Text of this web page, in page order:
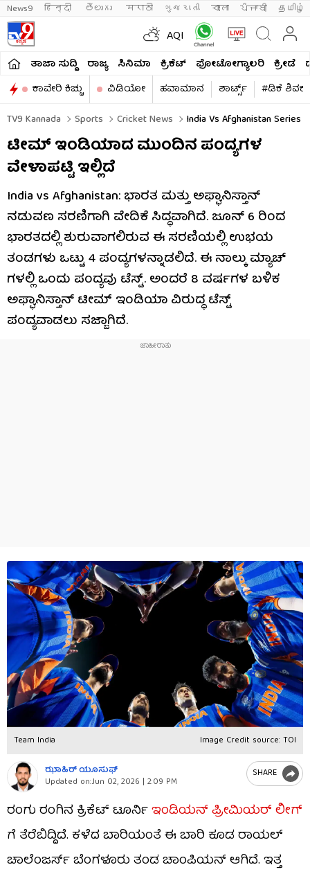
News9 हिन्दी తెలుగు मराठी ગુજરાતી বাংলা ਪੰਜਾਬੀ தமிழ்
AQI
ತಾಜಾ ಸುದ್ದಿ ರಾಜ್ಯ ಸಿನಿಮಾ ಕ್ರಿಕೆಟ್​ ಫೋಟೋಗ್ಯಾಲರಿ ಕ್ರೀಡೆ
ಕಾವೇರಿ ಕಿಚ್ಚು
ವಿಡಿಯೋ ಹವಾಮಾನ ಶಾರ್ಟ್ಸ್​
#ಡಿಕೆ
TV9 Kannada
Sports Cricket News India Vs Afghanistan Series
ಟೀಮ್ ಇಂಡಿಯಾದ ಮುಂದಿನ ಪಂದ್ಯಗಳ
ವೇಳಾಪಟ್ಟಿ ಇಲ್ಲಿದೆ
India vs Afghanistan: ಭಾರತ ಮತ್ತು ಅಫ್ಘಾನಿಸ್ತಾನ್
ನಡುವಣ ಸರಣಿಗಾಗಿ ವೇದಿಕೆ ಸಿದ್ಧವಾಗಿದೆ. ಜೂನ್ 6 ರಿಂದ
ಭಾರತದಲ್ಲಿ ಶುರುವಾಗಲಿರುವ ಈ ಸರಣಿಯಲ್ಲಿ ಉಭಯ
ತಂಡಗಳು ಒಟ್ಟು 4 ಪಂದ್ಯಗಳನ್ನಾಡಲಿದೆ. ಈ ನಾಲ್ಕು ಮ್ಯಾಚ್​
ಗಳಲ್ಲಿ ಒಂದು ಪಂದ್ಯವು ಟೆಸ್ಟ್​. ಅಂದರೆ 8 ವರ್ಷಗಳ ಬಳಿಕ
ಅಫ್ಘಾನಿಸ್ತಾನ್ ಟೀಮ್ ಇಂಡಿಯಾ ವಿರುದ್ಧ ಟೆಸ್ಟ್
ಪಂದ್ಯವಾಡಲು ಸಜ್ಜಾಗಿದೆ.
Team India Image Credit source: TOI
ಝಾಹಿರ್ ಯೂಸುಫ್
Updated on:Jun 02, 2026 | 2:09 PM
SHARE
ರಂಗು ರಂಗಿನ ಕ್ರಿಕೆಟ್ ಟೂರ್ನಿಇಂಡಿಯನ್ ಪ್ರೀಮಿಯರ್ ಲೀಗ್
ಗೆ ತೆರೆಬಿದ್ದಿದೆ. ಕಳೆದ ಬಾರಿಯಂತೆ ಈ ಬಾರಿ ಕೂಡ ರಾಯಲ್
ಚಾಲೆಂಜರ್ಸ್ ಬೆಂಗಳೂರು ತಂಡ ಚಾಂಪಿಯನ್ ಆಗಿದೆ. ಇತ್ತ